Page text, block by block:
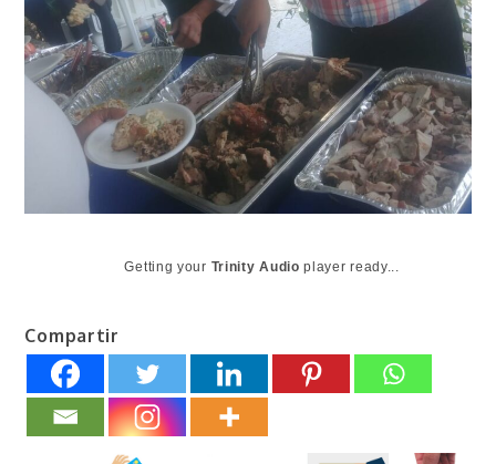
Getting your Trinity Audio player ready...
Compartir